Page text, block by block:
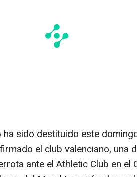
ha sido destituido este
el club valenciano, una
ante el Athletic Club en el